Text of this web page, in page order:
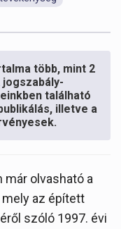
több, mint 2
található
illetve a
már olvasható a
az épített
szóló 1997. évi